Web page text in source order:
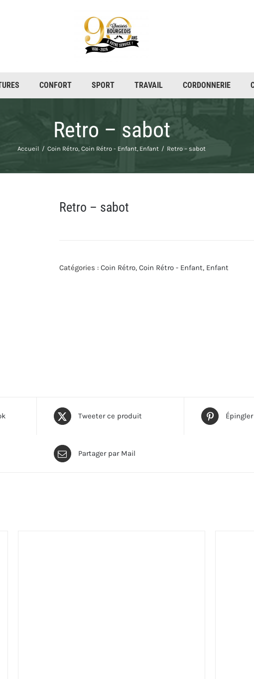
CONFORT SPORT TRAVAIL CORDONNERIE
Retro – sabot
Accueil Coin Rétro Coin Rétro - Enfant Enfant Retro – sabot
Retro – sabot
Catégories : Coin Rétro, Coin Rétro - Enfant, Enfant
Tweeter ce produit
Partager par Mail